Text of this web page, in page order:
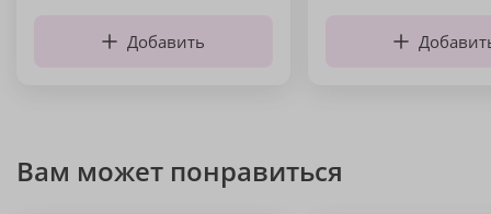
Добавить
Вам может понравиться